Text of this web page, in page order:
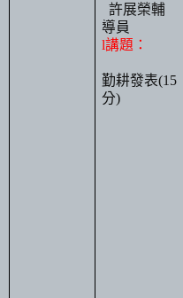
許展榮輔
導員
l講題：
勤耕發表(15
分)